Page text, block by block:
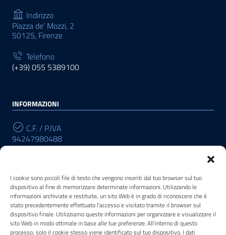
I cookie sono piccoli file di testo che vengono inseriti dal tuo browser sul tuo
dispositivo al fine di memorizzare determinate informazioni. Utilizzando le
informazioni archiviate e restituite, un sito Web è in grado di riconoscere che è
stato precedentemente effettuato l'accesso e visitato tramite il browser sul
dispositivo finale. Utilizziamo queste informazioni per organizzare e visualizzare il
sito Web in modo ottimale in base alle tue preferenze. All'interno di questo
processo, solo il cookie stesso viene identificato sul tuo dispositivo. I dati
Indirizzo
Piazza de’ Mozzi, 2
50125, Firenze
Telefono
(+39) 055 5389100
INFORMAZIONI
C.F. / P.IVA
94247980488
POSTA ELETTRONICA
PEC